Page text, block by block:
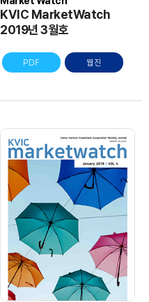
KVIC MarketWatch
2019년 3월호
PDF 웹진